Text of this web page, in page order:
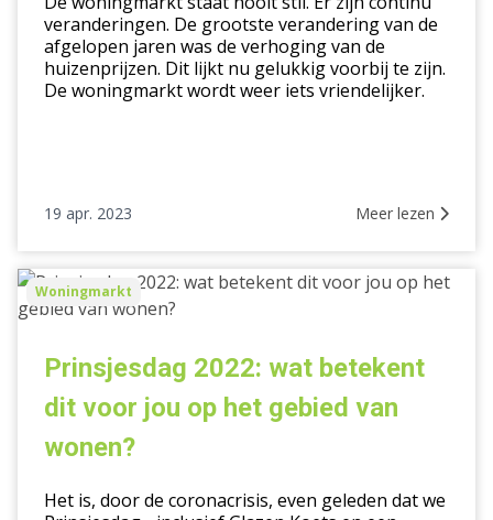
veranderingen. De grootste verandering van de
afgelopen jaren was de verhoging van de
huizenprijzen. Dit lijkt nu gelukkig voorbij te zijn.
De woningmarkt wordt weer iets vriendelijker.
19 apr. 2023 Meer lezen
Prinsjesdag
2022:
betekent
voor
Woningmarkt
Prinsjesdag 2022: wat betekent
dit voor jou op het gebied van
wonen?
Het is, door de coronacrisis, even geleden dat we